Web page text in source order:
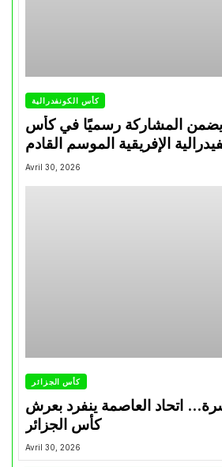
كأس الكونفدرالية
يضمن المشاركة رسميًا في كأس
Avril 30, 2026
كأس الجزائر
اتحاد العاصمة ينفرد بعرش
كأس الجزائر
Avril 30, 2026